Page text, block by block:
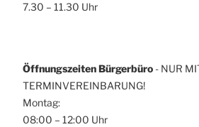
7.30 – 11.30 Uhr
Öffnungszeiten Bürgerbüro - NUR
TERMINVEREINBARUNG!
Montag:
08:00 – 12:00 Uhr